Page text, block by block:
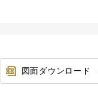
図面ダウンロード